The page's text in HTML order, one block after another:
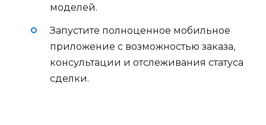
моделей.
Запустите полноценное мобильное
приложение с возможностью заказа,
консультации и отслеживания статуса
сделки.